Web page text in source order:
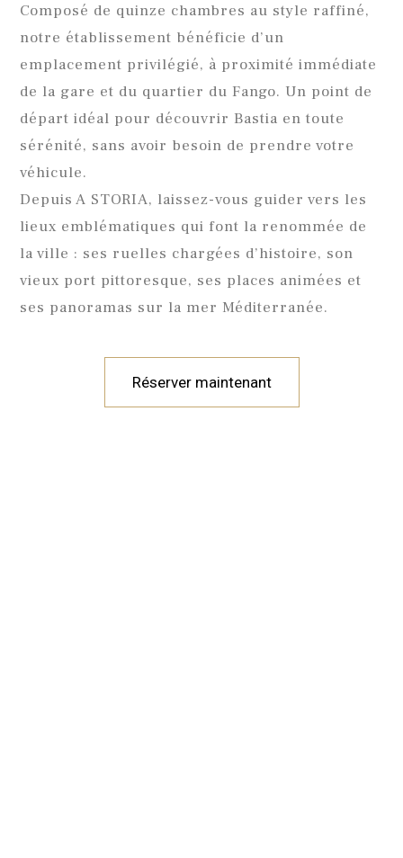
Composé de quinze chambres au style raffiné,
notre établissement bénéficie d’un
emplacement privilégié, à proximité immédiate
de la gare et du quartier du Fango. Un point de
départ idéal pour découvrir Bastia en toute
sérénité, sans avoir besoin de prendre votre
véhicule.
Depuis A STORIA, laissez-vous guider vers les
lieux emblématiques qui font la renommée de
la ville : ses ruelles chargées d’histoire, son
vieux port pittoresque, ses places animées et
ses panoramas sur la mer Méditerranée.
Réserver maintenant